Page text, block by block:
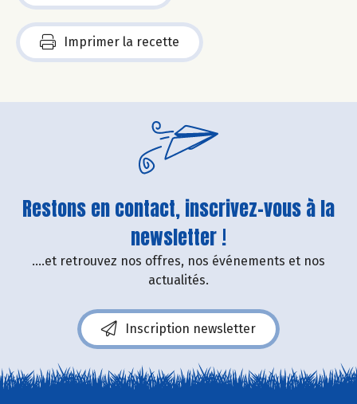
Imprimer la recette
Restons en contact, inscrivez-vous à la
newsletter !
....et retrouvez nos offres, nos événements et nos
actualités.
Inscription newsletter